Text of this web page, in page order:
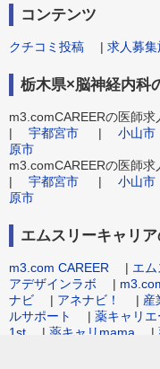
コンテンツ
クチコミ投稿 | 求人募
栃木県×脳神経内科
m3.comCAREERの医師求
| 宇都宮市 | 小山市
原市
m3.comCAREERの医師求
| 宇都宮市 | 小山市
原市
エムスリーキャリ
m3.com CAREER | エ
アデザインラボ |
ナビ | アネナビ！ | 産
ルサポート
| 薬キャリエ
1st | 薬キャリmama |